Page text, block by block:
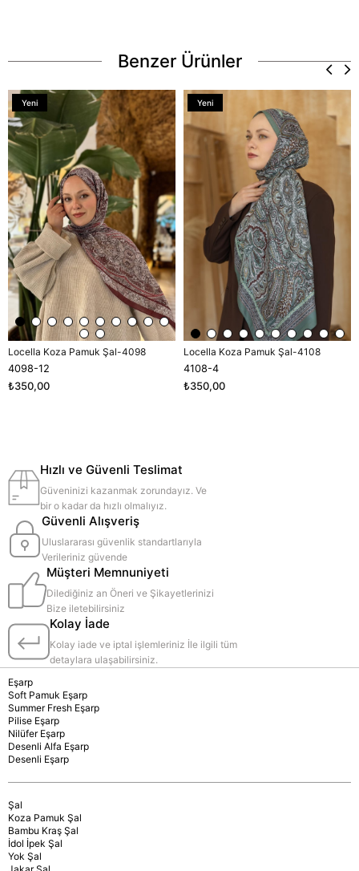
Benzer Ürünler
Locella Koza Pamuk Şal-4098
4098-12
₺350,00
Yeni
Ürün
Locella Koza Pamuk Şal-4108
4108-4
₺350,00
Yeni
Hızlı ve Güvenli Teslimat
Güveninizi kazanmak zorundayız. Ve
bir o kadar da hızlı olmalıyız.
Güvenli Alışveriş
Uluslararası güvenlik standartlarıyla
Verileriniz güvende
Müşteri Memnuniyeti
Dilediğiniz an Öneri ve Şikayetlerinizi
Bize iletebilirsiniz
Kolay İade
Kolay iade ve iptal işlemleriniz İle ilgili tüm
detaylara ulaşabilirsiniz.
Eşarp
Soft Pamuk Eşarp
Summer Fresh Eşarp
Pilise Eşarp
Nilüfer Eşarp
Desenli Alfa Eşarp
Desenli Eşarp
Şal
Koza Pamuk Şal
Bambu Kraş Şal
İdol İpek Şal
Yok Şal